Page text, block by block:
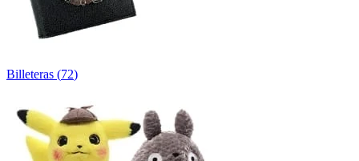
Billeteras (72)